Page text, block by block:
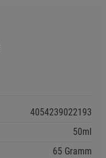
4054239022193
50ml
65 Gramm